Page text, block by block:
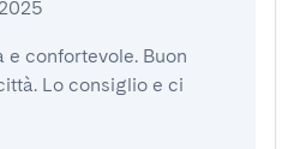
e confortevole. Buon
Lo consiglio e ci